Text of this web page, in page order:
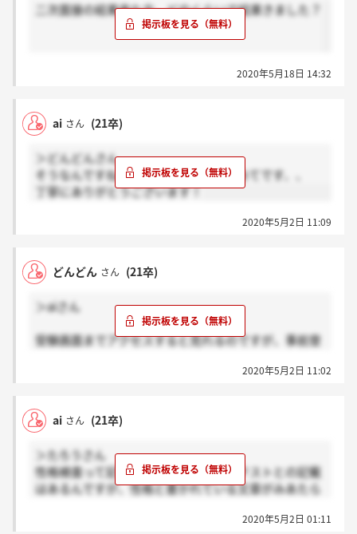
二次面接の結果来た方、どのくらいで結果きました？
2020年5月18日 14:32
ai さん (21卒)
＞どんどんさん
そうなんですね！性格だけって逆に初めてです、、
丁寧にありがとうございます！
2020年5月2日 11:09
どんどん さん (21卒)
＞aiさん
受験画面までアクセスすると見れるのですが、事前登
2020年5月2日 11:02
ai さん (21卒)
＞たろうさん
性格検査って記載ありましたか？適性テストとの記載
はあるんですが、性格と書かれている文章がみあたら
2020年5月2日 01:11